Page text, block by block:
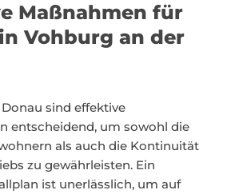
Maßnahmen für
Vohburg an der
sind effektive
entscheidend, um sowohl die
als auch die Kontinuität
zu gewährleisten. Ein
ist unerlässlich, um auf